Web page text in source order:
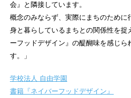
会』と隣接しています。
概念のみならず、実際にまちのために
身と暮らしているまちとの関係性を捉
ーフッドデザイン』の醍醐味を感じら
す。」
学校法人 自由学園
書籍『ネイバーフッドデザイン』